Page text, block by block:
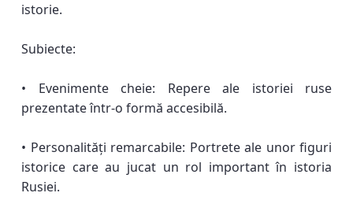
istorie.
Subiecte:
• Evenimente cheie: Repere ale istoriei ruse
prezentate într-o formă accesibilă.
• Personalități remarcabile: Portrete ale unor figuri
istorice care au jucat un rol important în istoria
Rusiei.